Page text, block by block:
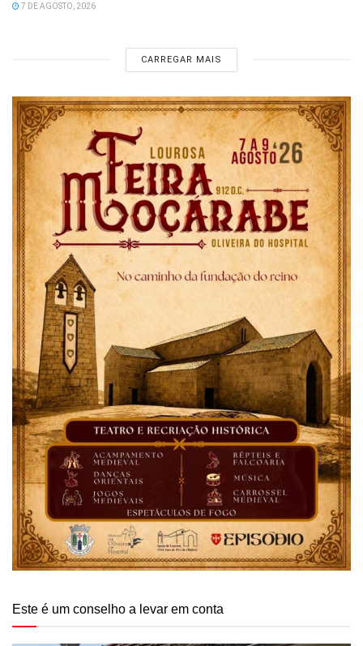
7 DE AGOSTO, 2026
CARREGAR MAIS
Este é um conselho a levar em conta